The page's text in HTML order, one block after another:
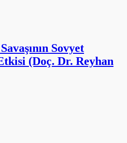
Sovyet
(Doç. Dr. Reyhan